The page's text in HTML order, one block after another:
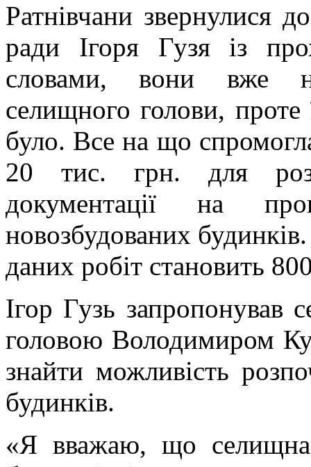
Ратнівчани звернулися
ради Ігоря Гузя із
словами, вони вже
селищного голови,
було. Все на що
20 тис. грн. для
документації на
новозбудованих
даних робіт становить
Ігор Гузь запропонував
головою Володимиром
знайти можливість
будинків.
«Я вважаю, що